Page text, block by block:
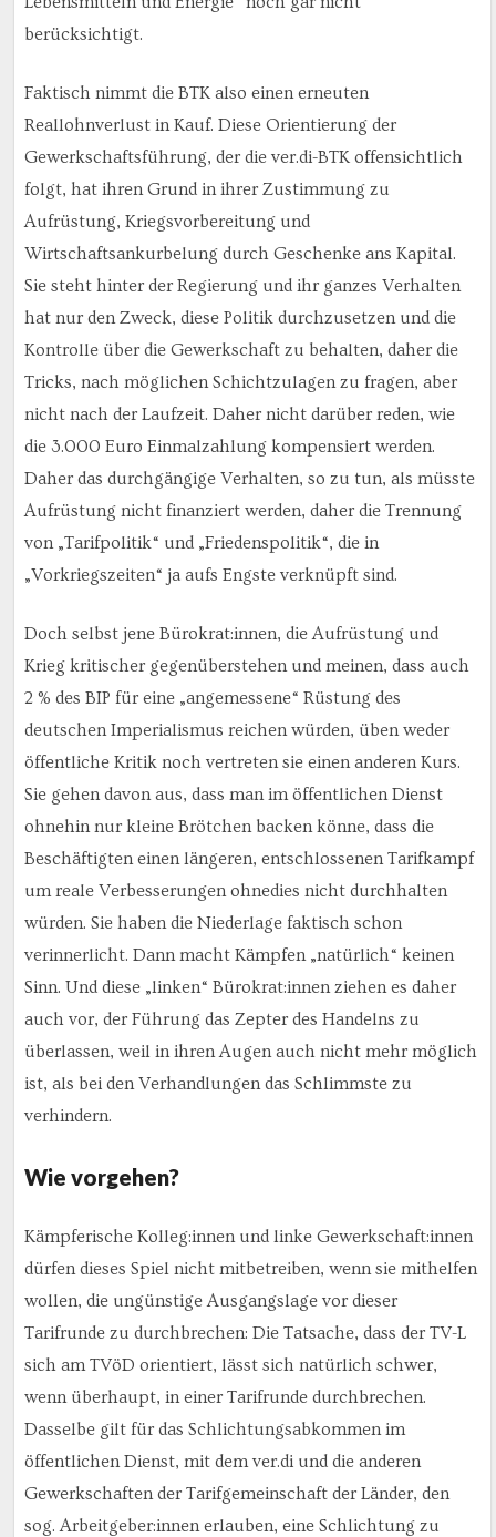
berücksichtigt.
Faktisch nimmt die BTK also einen erneuten
Reallohnverlust in Kauf. Diese Orientierung der
Gewerkschaftsführung, der die ver.di-BTK offensichtlich
folgt, hat ihren Grund in ihrer Zustimmung zu
Aufrüstung, Kriegsvorbereitung und
Wirtschaftsankurbelung durch Geschenke ans Kapital.
Sie steht hinter der Regierung und ihr ganzes Verhalten
hat nur den Zweck, diese Politik durchzusetzen und die
Kontrolle über die Gewerkschaft zu behalten, daher die
Tricks, nach möglichen Schichtzulagen zu fragen, aber
nicht nach der Laufzeit. Daher nicht darüber reden, wie
die 3.000 Euro Einmalzahlung kompensiert werden.
Daher das durchgängige Verhalten, so zu tun, als müsste
Aufrüstung nicht finanziert werden, daher die Trennung
von „Tarifpolitik“ und „Friedenspolitik“, die in
„Vorkriegszeiten“ ja aufs Engste verknüpft sind.
Doch selbst jene Bürokrat:innen, die Aufrüstung und
Krieg kritischer gegenüberstehen und meinen, dass auch
2 % des BIP für eine „angemessene“ Rüstung des
deutschen Imperialismus reichen würden, üben weder
öffentliche Kritik noch vertreten sie einen anderen Kurs.
Sie gehen davon aus, dass man im öffentlichen Dienst
ohnehin nur kleine Brötchen backen könne, dass die
Beschäftigten einen längeren, entschlossenen Tarifkampf
um reale Verbesserungen ohnedies nicht durchhalten
würden. Sie haben die Niederlage faktisch schon
verinnerlicht. Dann macht Kämpfen „natürlich“ keinen
Sinn. Und diese „linken“ Bürokrat:innen ziehen es daher
auch vor, der Führung das Zepter des Handelns zu
überlassen, weil in ihren Augen auch nicht mehr möglich
ist, als bei den Verhandlungen das Schlimmste zu
verhindern.
Wie vorgehen?
Kämpferische Kolleg:innen und linke Gewerkschaft:innen
dürfen dieses Spiel nicht mitbetreiben, wenn sie mithelfen
wollen, die ungünstige Ausgangslage vor dieser
Tarifrunde zu durchbrechen: Die Tatsache, dass der TV-L
sich am TVöD orientiert, lässt sich natürlich schwer,
wenn überhaupt, in einer Tarifrunde durchbrechen.
Dasselbe gilt für das Schlichtungsabkommen im
öffentlichen Dienst, mit dem ver.di und die anderen
Gewerkschaften der Tarifgemeinschaft der Länder, den
sog. Arbeitgeber:innen erlauben, eine Schlichtung zu